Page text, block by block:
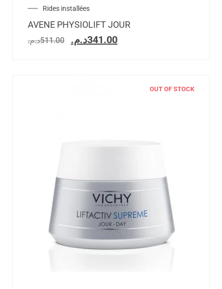
Rides installées
AVENE PHYSIOLIFT JOUR
511.00د.م. 341.00د.م.
OUT OF STOCK